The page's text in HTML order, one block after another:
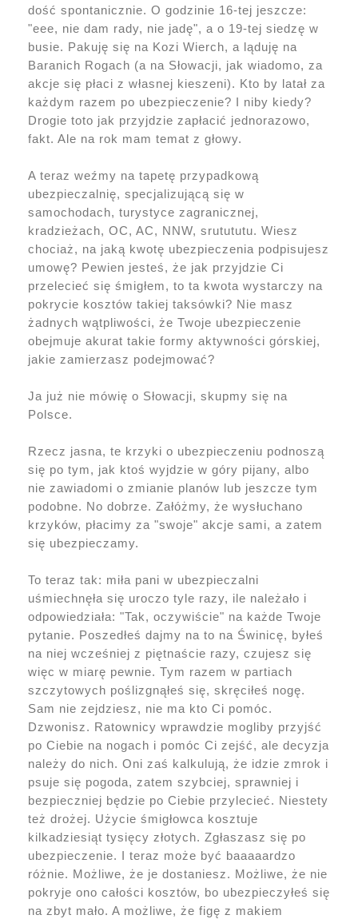
dość spontanicznie. O godzinie 16-tej jeszcze:
"eee, nie dam rady, nie jadę", a o 19-tej siedzę w
busie. Pakuję się na Kozi Wierch, a ląduję na
Baranich Rogach (a na Słowacji, jak wiadomo, za
akcje się płaci z własnej kieszeni). Kto by latał za
każdym razem po ubezpieczenie? I niby kiedy?
Drogie toto jak przyjdzie zapłacić jednorazowo,
fakt. Ale na rok mam temat z głowy.
A teraz weźmy na tapetę przypadkową
ubezpieczalnię, specjalizującą się w
samochodach, turystyce zagranicznej,
kradzieżach, OC, AC, NNW, srutututu. Wiesz
chociaż, na jaką kwotę ubezpieczenia podpisujesz
umowę? Pewien jesteś, że jak przyjdzie Ci
przelecieć się śmigłem, to ta kwota wystarczy na
pokrycie kosztów takiej taksówki? Nie masz
żadnych wątpliwości, że Twoje ubezpieczenie
obejmuje akurat takie formy aktywności górskiej,
jakie zamierzasz podejmować?
Ja już nie mówię o Słowacji, skupmy się na
Polsce.
Rzecz jasna, te krzyki o ubezpieczeniu podnoszą
się po tym, jak ktoś wyjdzie w góry pijany, albo
nie zawiadomi o zmianie planów lub jeszcze tym
podobne. No dobrze. Załóżmy, że wysłuchano
krzyków, płacimy za "swoje" akcje sami, a zatem
się ubezpieczamy.
To teraz tak: miła pani w ubezpieczalni
uśmiechnęła się uroczo tyle razy, ile należało i
odpowiedziała: "Tak, oczywiście" na każde Twoje
pytanie. Poszedłeś dajmy na to na Świnicę, byłeś
na niej wcześniej z piętnaście razy, czujesz się
więc w miarę pewnie. Tym razem w partiach
szczytowych poślizgnąłeś się, skręciłeś nogę.
Sam nie zejdziesz, nie ma kto Ci pomóc.
Dzwonisz. Ratownicy wprawdzie mogliby przyjść
po Ciebie na nogach i pomóc Ci zejść, ale decyzja
należy do nich. Oni zaś kalkulują, że idzie zmrok i
psuje się pogoda, zatem szybciej, sprawniej i
bezpieczniej będzie po Ciebie przylecieć. Niestety
też drożej. Użycie śmigłowca kosztuje
kilkadziesiąt tysięcy złotych. Zgłaszasz się po
ubezpieczenie. I teraz może być baaaaardzo
różnie. Możliwe, że je dostaniesz. Możliwe, że nie
pokryje ono całości kosztów, bo ubezpieczyłeś się
na zbyt mało. A możliwe, że figę z makiem